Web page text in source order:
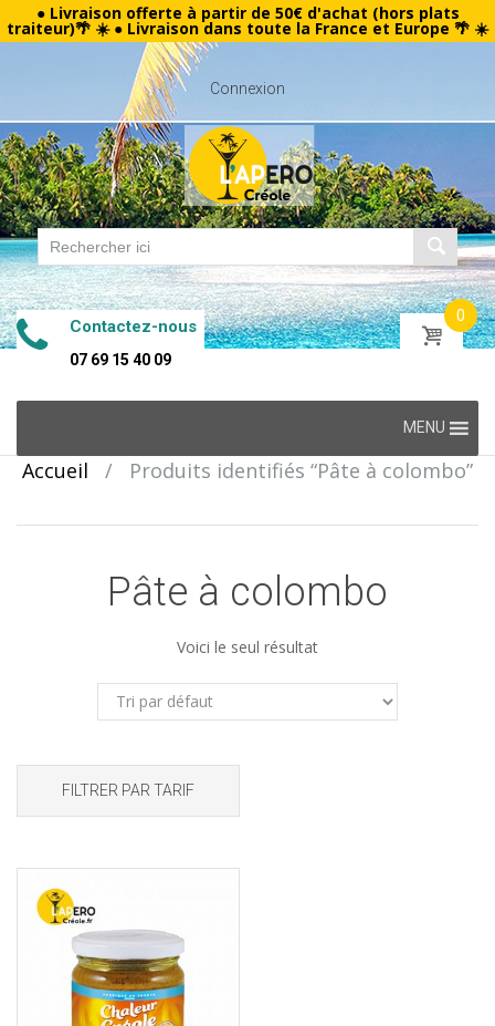
● Livraison offerte à partir de 50€ d'achat (hors plats
traiteur)🌴 ☀️ ● Livraison dans toute la France et Europe 🌴 ☀️
Connexion
Contactez-nous
07 69 15 40 09
0
content
MENU
Accueil / Produits identifiés “Pâte à colombo”
Pâte à colombo
Voici le seul résultat
FILTRER PAR TARIF